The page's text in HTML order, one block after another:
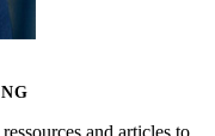
and articles to